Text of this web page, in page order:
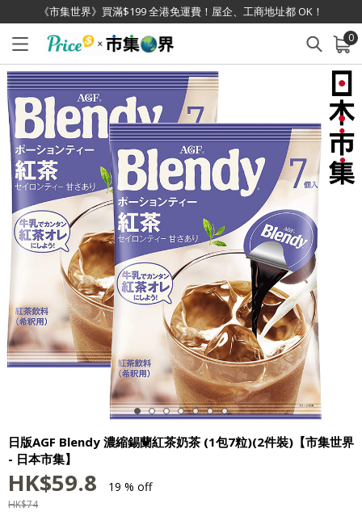
《市集世界》買滿$199 全港免運費！屋企、工商地址都 OK！
0
已加入購物車 查看
日版AGF Blendy 濃縮錫蘭紅茶奶茶 (1包7粒)(2件裝)【市集世界
- 日本市集】
HK$59.8 19 % off
HK$74